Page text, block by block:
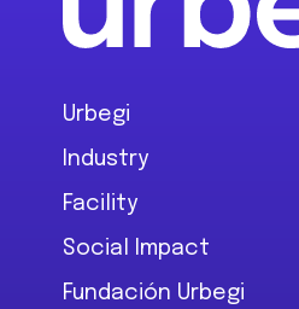
Urbegi
Industry
Facility
Social Impact
Fundación Urbegi